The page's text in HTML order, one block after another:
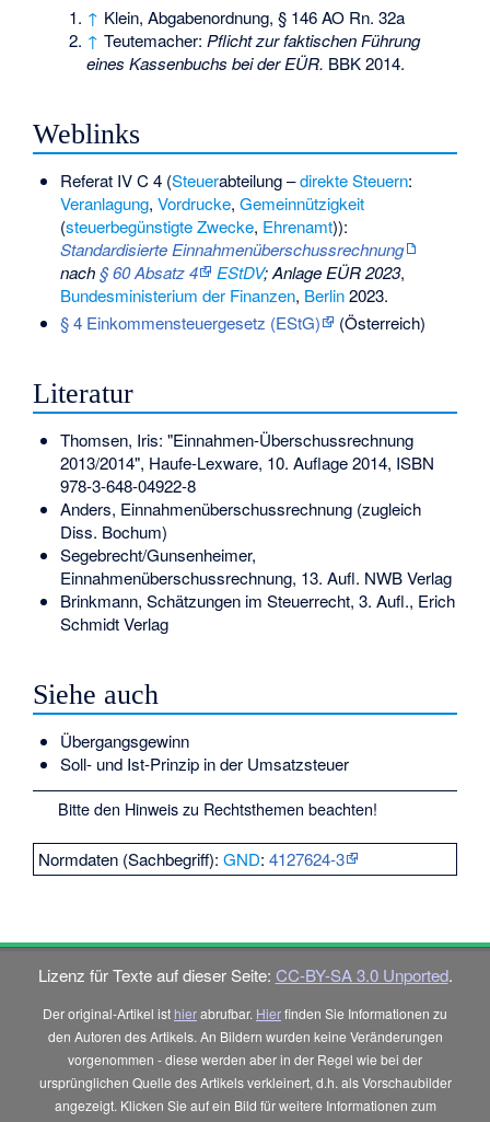
↑ Klein, Abgabenordnung, § 146 AO Rn. 32a
↑ Teutemacher: Pflicht zur faktischen Führung
eines Kassenbuchs bei der EÜR. BBK 2014.
Weblinks
Referat IV C 4 (Steuerabteilung –direkte Steuern:
Veranlagung, Vordrucke, Gemeinnützigkeit
(steuerbegünstigte Zwecke, Ehrenamt)):
Standardisierte Einnahmenüberschussrechnung
nach § 60 Absatz 4 EStDV; Anlage EÜR 2023,
Bundesministerium der Finanzen, Berlin2023.
§ 4 Einkommensteuergesetz (EStG)
(Österreich)
Literatur
Thomsen, Iris: "Einnahmen-Überschussrechnung
2013/2014", Haufe-Lexware, 10. Auflage 2014, ISBN
978-3-648-04922-8
Anders, Einnahmenüberschussrechnung (zugleich
Diss. Bochum)
Segebrecht/Gunsenheimer,
Einnahmenüberschussrechnung, 13. Aufl. NWB Verlag
Brinkmann, Schätzungen im Steuerrecht, 3. Aufl., Erich
Schmidt Verlag
Siehe auch
Übergangsgewinn
Soll- und Ist-Prinzip in der Umsatzsteuer
Bitte den Hinweis zu Rechtsthemen beachten!
Normdaten (Sachbegriff):GND:4127624-3
Lizenz für Texte auf dieser Seite: CC-BY-SA 3.0 Unported.
Der original-Artikel ist hierabrufbar. Hierfinden Sie Informationen zu
den Autoren des Artikels. An Bildern wurden keine Veränderungen
vorgenommen - diese werden aber in der Regel wie bei der
ursprünglichen Quelle des Artikels verkleinert, d.h. als Vorschaubilder
angezeigt. Klicken Sie auf ein Bild für weitere Informationen zum